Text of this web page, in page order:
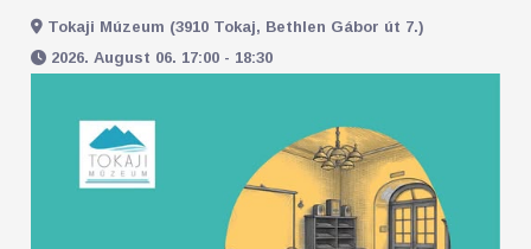
Tokaji Múzeum (3910 Tokaj, Bethlen Gábor út 7.)
2026. August 06. 17:00 - 18:30